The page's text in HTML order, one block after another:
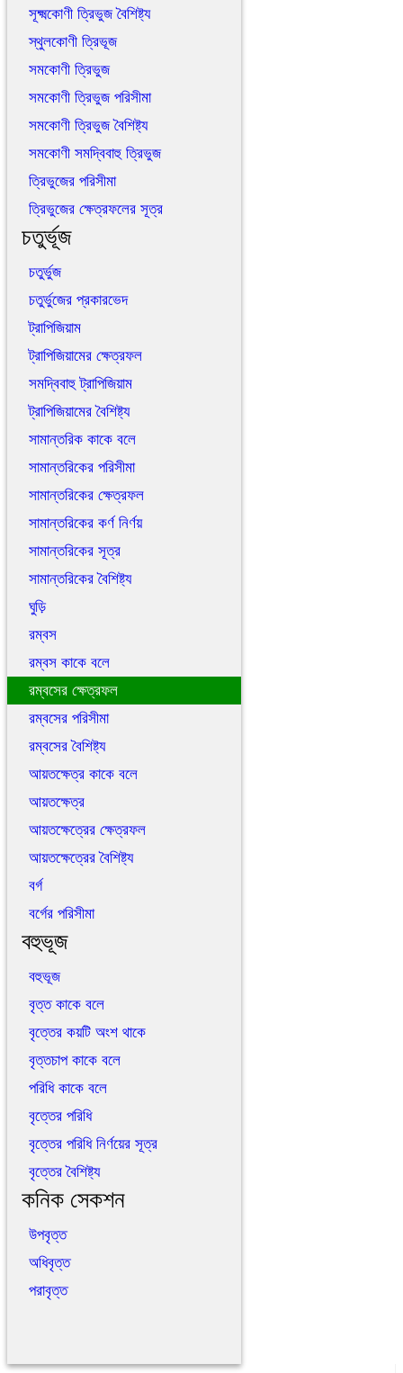
সূক্ষ্মকোণী ত্রিভুজ বৈশিষ্ট্য
স্থুলকোণী ত্রিভূজ
সমকোণী ত্রিভুজ
সমকোণী ত্রিভুজ পরিসীমা
সমকোণী ত্রিভুজ বৈশিষ্ট্য
সমকোণী সমদ্বিবাহু ত্রিভুজ
ত্রিভুজের পরিসীমা
ত্রিভুজের ক্ষেত্রফলের সূত্র
চতুর্ভূজ
চতুর্ভুজ
চতুর্ভুজের প্রকারভেদ
ট্রাপিজিয়াম
ট্রাপিজিয়ামের ক্ষেত্রফল
সমদ্বিবাহু ট্রাপিজিয়াম
ট্রাপিজিয়ামের বৈশিষ্ট্য
সামান্তরিক কাকে বলে
সামান্তরিকের পরিসীমা
সামান্তরিকের ক্ষেত্রফল
সামান্তরিকের কর্ণ নির্ণয়
সামান্তরিকের সূত্র
সামান্তরিকের বৈশিষ্ট্য
ঘুড়ি
রম্বস
রম্বস কাকে বলে
রম্বসের ক্ষেত্রফল
রম্বসের পরিসীমা
রম্বসের বৈশিষ্ট্য
আয়তক্ষেত্র কাকে বলে
আয়তক্ষেত্র
আয়তক্ষেত্রের ক্ষেত্রফল
আয়তক্ষেত্রের বৈশিষ্ট্য
বর্গ
বর্গের পরিসীমা
বহুভূজ
বহুভূজ
বৃত্ত কাকে বলে
বৃত্তের কয়টি অংশ থাকে
বৃত্তচাপ কাকে বলে
পরিধি কাকে বলে
বৃত্তের পরিধি
বৃত্তের পরিধি নির্ণয়ের সূত্র
বৃত্তের বৈশিষ্ট্য
কনিক সেকশন
উপবৃত্ত
অধিবৃত্ত
পরাবৃত্ত